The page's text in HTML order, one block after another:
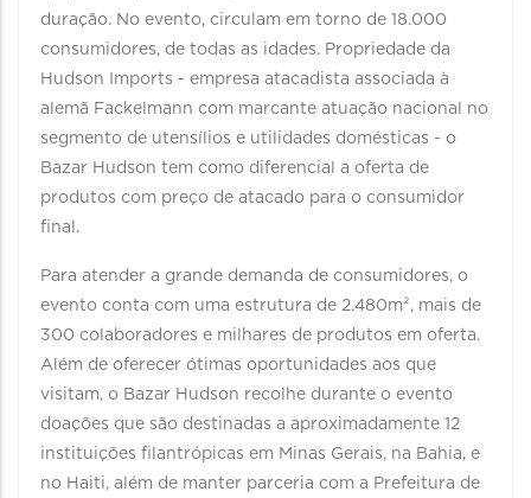
duração. No evento, circulam em torno de 18.000
consumidores, de todas as idades. Propriedade da
Hudson Imports - empresa atacadista associada à
alemã Fackelmann com marcante atuação nacional no
segmento de utensílios e utilidades domésticas - o
Bazar Hudson tem como diferencial a oferta de
produtos com preço de atacado para o consumidor
final.
Para atender a grande demanda de consumidores, o
evento conta com uma estrutura de 2.480m², mais de
300 colaboradores e milhares de produtos em oferta.
Além de oferecer ótimas oportunidades aos que
visitam, o Bazar Hudson recolhe durante o evento
doações que são destinadas a aproximadamente 12
instituições filantrópicas em Minas Gerais, na Bahia, e
no Haiti, além de manter parceria com a Prefeitura de